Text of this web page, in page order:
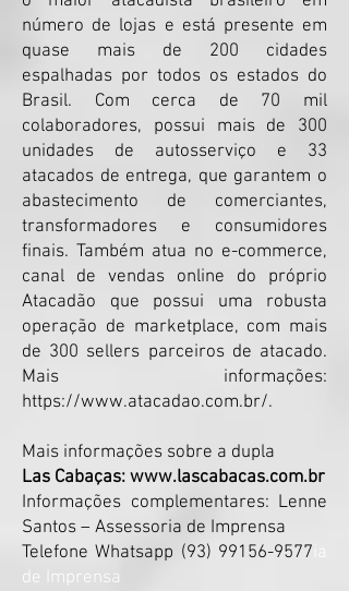
número de lojas e está presente em
quase mais de 200 cidades
espalhadas por todos os estados do
Brasil. Com cerca de 70 mil
colaboradores, possui mais de 300
unidades de autosserviço e 33
atacados de entrega, que garantem o
abastecimento de comerciantes,
transformadores e consumidores
finais. Também atua no e-commerce,
canal de vendas online do próprio
Atacadão que possui uma robusta
operação de marketplace, com mais
de 300 sellers parceiros de atacado.
Mais informações:
https://www.atacadao.com.br/.
Mais informações sobre a dupla
Las Cabaças: www.lascabacas.com.br
Informações complementares: Lenne
Santos – Assessoria de Imprensa
Telefone Whatsapp (93) 99156-9577
de Imprensa